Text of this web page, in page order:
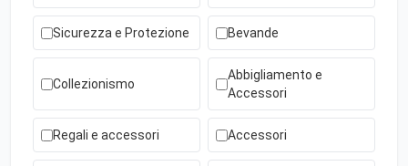
Sicurezza e Protezione Bevande
Collezionismo
Abbigliamento e
Accessori
Regali e accessori Accessori